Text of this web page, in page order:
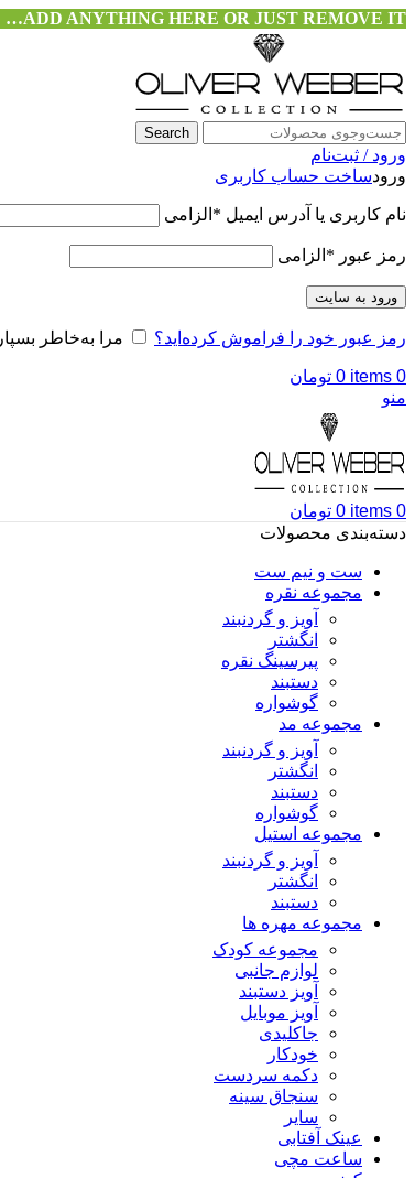
ADD ANYTHING HERE OR JUST REMOVE IT…
Search
ورود / ثبت‌نام
ورودساخت حساب کاربری
نام کاربری یا آدرس ایمیل * الزامی
رمز عبور * الزامی
ورود به سایت
رمز عبور خود را فراموش کرده‌اید؟ مرا به‌خاطر بسپار
0
items
0 تومان
منو
0
items
0 تومان
دسته‌بندی محصولات
ست و نیم ست
مجموعه نقره
آویز و گردنبند
انگشتر
پیرسینگ نقره
دستبند
گوشواره
مجموعه مد
آویز و گردنبند
انگشتر
دستبند
گوشواره
مجموعه استیل
آویز و گردنبند
انگشتر
دستبند
مجموعه مهره ها
مجموعه کودک
لوازم جانبی
آویز دستبند
آویز موبایل
جاکلیدی
خودکار
دکمه سردست
سنجاق سینه
سایر
عینک آفتابی
ساعت مچی